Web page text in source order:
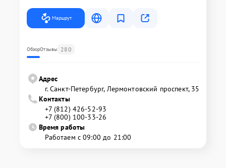
Маршрут
ОбзорОтзывы 280
Адрес
г. Санкт-Петербург, Лермонтовский проспект, 35
Контакты
+7 (812) 426-52-93
+7 (800) 100-33-26
Время работы
Работаем с 09:00 до 21:00